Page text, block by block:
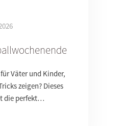
Väter und Kinder,
zeigen? Dieses
die perfekt…